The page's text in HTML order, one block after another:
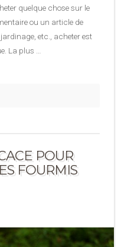
quelque chose sur le
ou un article de
etc., acheter est
La plus …
POUR
FOURMIS